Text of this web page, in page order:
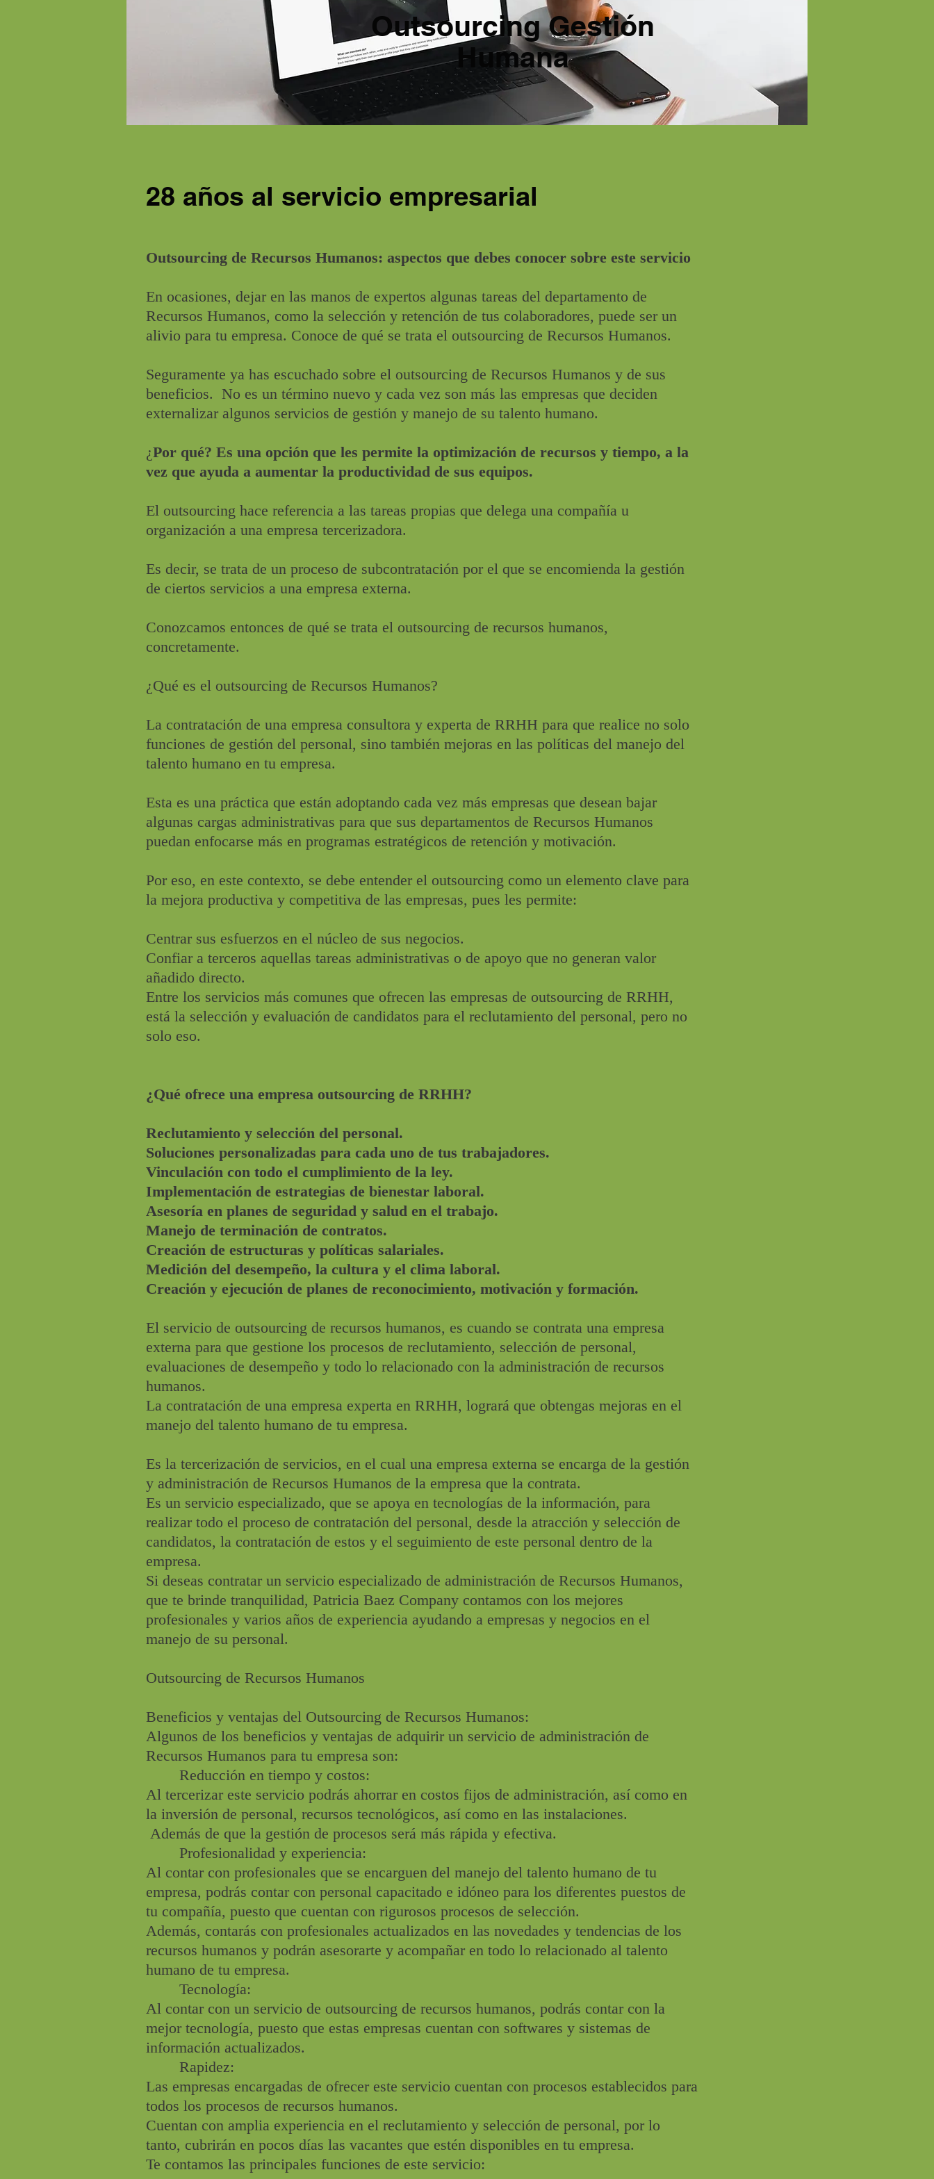
Outsourcing Gestión
Humana
28 años al servicio empresarial
Outsourcing de Recursos Humanos: aspectos que debes conocer sobre este servicio
En ocasiones, dejar en las manos de expertos algunas tareas del departamento de
Recursos Humanos, como la selección y retención de tus colaboradores, puede ser un
alivio para tu empresa. Conoce de qué se trata el outsourcing de Recursos Humanos.
Seguramente ya has escuchado sobre el outsourcing de Recursos Humanos y de sus
beneficios. No es un término nuevo y cada vez son más las empresas que deciden
externalizar algunos servicios de gestión y manejo de su talento humano.
¿Por qué? Es una opción que les permite la optimización de recursos y tiempo, a la
vez que ayuda a aumentar la productividad de sus equipos.
El outsourcing hace referencia a las tareas propias que delega una compañía u
organización a una empresa tercerizadora.
Es decir, se trata de un proceso de subcontratación por el que se encomienda la gestión
de ciertos servicios a una empresa externa.
Conozcamos entonces de qué se trata el outsourcing de recursos humanos,
concretamente.
¿Qué es el outsourcing de Recursos Humanos?
La contratación de una empresa consultora y experta de RRHH para que realice no solo
funciones de gestión del personal, sino también mejoras en las políticas del manejo del
talento humano en tu empresa.
Esta es una práctica que están adoptando cada vez más empresas que desean bajar
algunas cargas administrativas para que sus departamentos de Recursos Humanos
puedan enfocarse más en programas estratégicos de retención y motivación.
Por eso, en este contexto, se debe entender el outsourcing como un elemento clave para
la mejora productiva y competitiva de las empresas, pues les permite:
Centrar sus esfuerzos en el núcleo de sus negocios.
Confiar a terceros aquellas tareas administrativas o de apoyo que no generan valor
añadido directo.
Entre los servicios más comunes que ofrecen las empresas de outsourcing de RRHH,
está la selección y evaluación de candidatos para el reclutamiento del personal, pero no
solo eso.
¿Qué ofrece una empresa outsourcing de RRHH?
Reclutamiento y selección del personal.
Soluciones personalizadas para cada uno de tus trabajadores.
Vinculación con todo el cumplimiento de la ley.
Implementación de estrategias de bienestar laboral.
Asesoría en planes de seguridad y salud en el trabajo.
Manejo de terminación de contratos.
Creación de estructuras y políticas salariales.
Medición del desempeño, la cultura y el clima laboral.
Creación y ejecución de planes de reconocimiento, motivación y formación.
El servicio de outsourcing de recursos humanos, es cuando se contrata una empresa
externa para que gestione los procesos de reclutamiento, selección de personal,
evaluaciones de desempeño y todo lo relacionado con la administración de recursos
humanos.
La contratación de una empresa experta en RRHH, logrará que obtengas mejoras en el
manejo del talento humano de tu empresa.
Es la tercerización de servicios, en el cual una empresa externa se encarga de la gestión
y administración de Recursos Humanos de la empresa que la contrata.
Es un servicio especializado, que se apoya en tecnologías de la información, para
realizar todo el proceso de contratación del personal, desde la atracción y selección de
candidatos, la contratación de estos y el seguimiento de este personal dentro de la
empresa.
Si deseas contratar un servicio especializado de administración de Recursos Humanos,
que te brinde tranquilidad, Patricia Baez Company contamos con los mejores
profesionales y varios años de experiencia ayudando a empresas y negocios en el
manejo de su personal.
Outsourcing de Recursos Humanos
Beneficios y ventajas del Outsourcing de Recursos Humanos:
Algunos de los beneficios y ventajas de adquirir un servicio de administración de
Recursos Humanos para tu empresa son:
Reducción en tiempo y costos:
Al tercerizar este servicio podrás ahorrar en costos fijos de administración, así como en
la inversión de personal, recursos tecnológicos, así como en las instalaciones.
Además de que la gestión de procesos será más rápida y efectiva.
Profesionalidad y experiencia:
Al contar con profesionales que se encarguen del manejo del talento humano de tu
empresa, podrás contar con personal capacitado e idóneo para los diferentes puestos de
tu compañía, puesto que cuentan con rigurosos procesos de selección.
Además, contarás con profesionales actualizados en las novedades y tendencias de los
recursos humanos y podrán asesorarte y acompañar en todo lo relacionado al talento
humano de tu empresa.
Tecnología:
Al contar con un servicio de outsourcing de recursos humanos, podrás contar con la
mejor tecnología, puesto que estas empresas cuentan con softwares y sistemas de
información actualizados.
Rapidez:
Las empresas encargadas de ofrecer este servicio cuentan con procesos establecidos para
todos los procesos de recursos humanos.
Cuentan con amplia experiencia en el reclutamiento y selección de personal, por lo
tanto, cubrirán en pocos días las vacantes que estén disponibles en tu empresa.
Te contamos las principales funciones de este servicio: